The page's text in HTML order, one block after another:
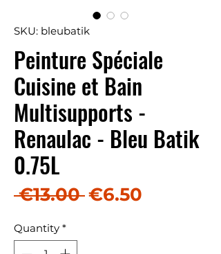
SKU: bleubatik
Peinture Spéciale
Cuisine et Bain
Multisupports -
Renaulac - Bleu Batik
0.75L
€13.00 Regular Price
€6.50
Quantity *